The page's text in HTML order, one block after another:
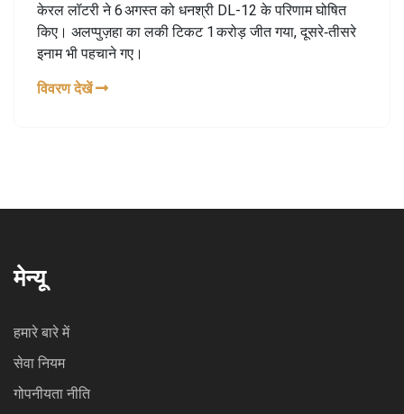
केरल लॉटरी ने 6 अगस्त को धनश्री DL-12 के परिणाम घोषित
किए। अलप्पुज़हा का लकी टिकट 1 करोड़ जीत गया, दूसरे‑तीसरे
इनाम भी पहचाने गए।
विवरण देखें
मेन्यू
हमारे बारे में
सेवा नियम
गोपनीयता नीति